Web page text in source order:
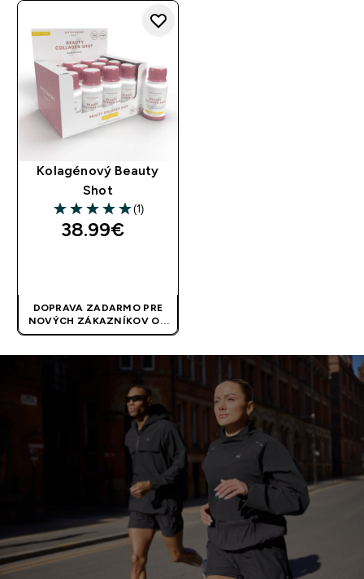
Kolagénový Beauty
Shot
5 out of 5 stars
(1)
38.99€‎
DOPRAVA ZADARMO PRE
NOVÝCH ZÁKAZNÍKOV OD
40 EUR| AKCIA SA APLIKUJE